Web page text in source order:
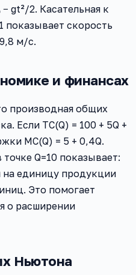
gt²/2. Касательная к
показывает скорость
м/с.
и финансах
производная общих
Если TC(Q) = 100 + 5Q +
MC(Q) = 5 + 0,4Q.
Q=10 показывает:
единицу продукции
Это помогает
о расширении
Ньютона